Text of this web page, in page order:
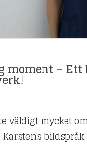
moment – Ett
väldigt mycket
Karstens bildspråk.